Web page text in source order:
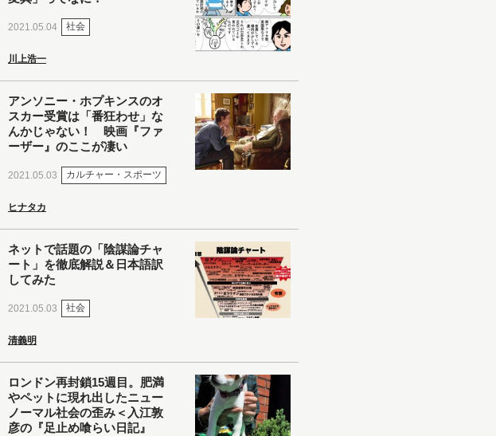
2021.05.04 社会
川上浩一
アンソニー・ホプキンスのオ
スカー受賞は「番狂わせ」な
んかじゃない！ 映画『ファ
ーザー』のここが凄い
2021.05.03 カルチャー・スポーツ
ヒナタカ
ネットで話題の「陰謀論チャ
ート」を徹底解説＆日本語訳
してみた
2021.05.03 社会
清義明
ロンドン再封鎖15週目。肥満
やペットに現れ出したニュー
ノーマル社会の歪み＜入江敦
彦の『足止め喰らい日記』